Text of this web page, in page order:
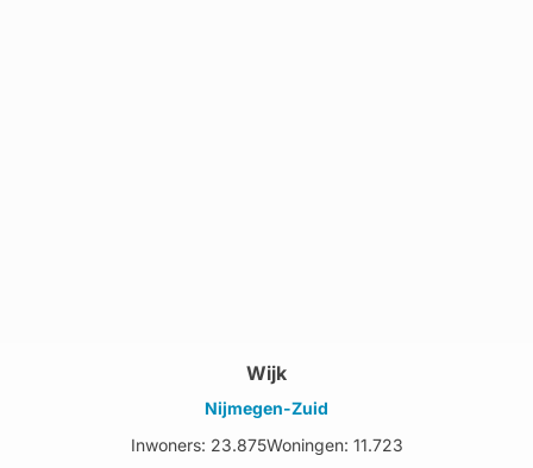
Wijk
Nijmegen-Zuid
Inwoners: 23.875Woningen: 11.723